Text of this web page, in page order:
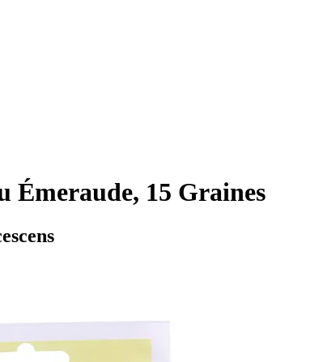
Émeraude, 15 Graines